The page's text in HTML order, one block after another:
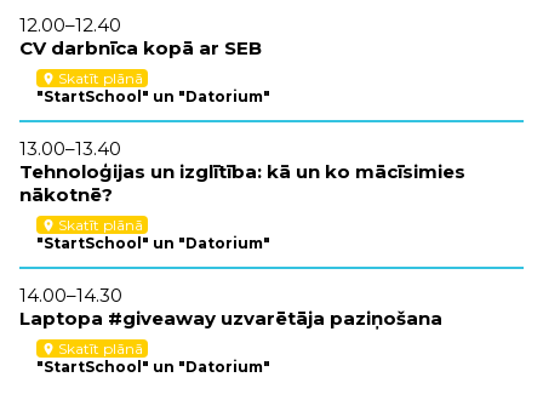
12.00–12.40
CV darbnīca kopā ar SEB
location_on Skatīt plānā
"StartSchool" un "Datorium"
13.00–13.40
Tehnoloģijas un izglītība: kā un ko mācīsimies
nākotnē?
location_on Skatīt plānā
"StartSchool" un "Datorium"
14.00–14.30
Laptopa #giveaway uzvarētāja paziņošana
location_on Skatīt plānā
"StartSchool" un "Datorium"